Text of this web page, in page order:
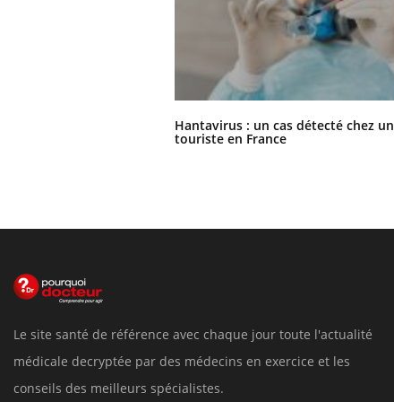
Hantavirus : un cas détecté chez un
touriste en France
Le site santé de référence avec chaque jour toute l'actualité
médicale decryptée par des médecins en exercice et les
conseils des meilleurs spécialistes.